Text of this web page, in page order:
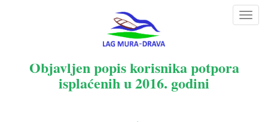
Objavljen popis korisnika potpora
isplaćenih u 2016. godini